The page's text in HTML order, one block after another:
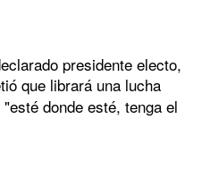
presidente electo,
que librará una lucha
donde esté, tenga el